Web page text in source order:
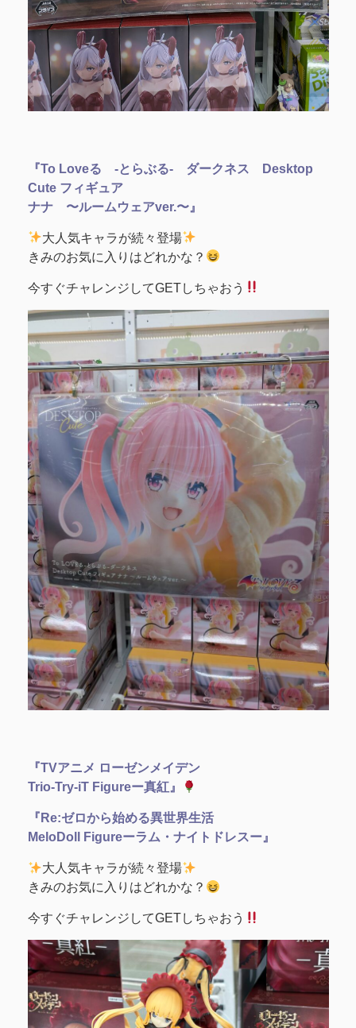
『To Loveる -とらぶる- ダークネス Desktop
Cute フィギュア
ナナ 〜ルームウェアver.〜』
大人気キャラが続々登場
きみのお気に入りはどれかな？
今すぐチャレンジしてGETしちゃおう
『TVアニメ ローゼンメイデン
Trio-Try-iT Figureー真紅』
『Re:ゼロから始める異世界生活
MeloDoll Figureーラム・ナイトドレスー』
大人気キャラが続々登場
きみのお気に入りはどれかな？
今すぐチャレンジしてGETしちゃおう